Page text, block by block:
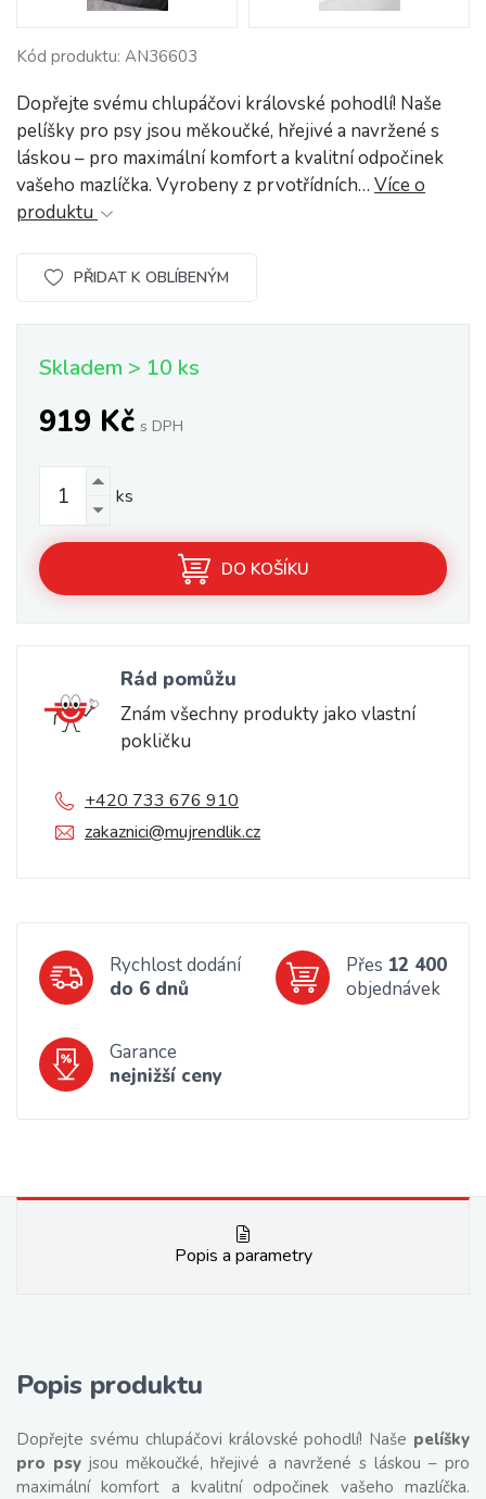
Kód produktu: AN36603
Dopřejte svému chlupáčovi královské pohodlí! Naše
pelíšky pro psy jsou měkoučké, hřejivé a navržené s
láskou – pro maximální komfort a kvalitní odpočinek
vašeho mazlíčka. Vyrobeny z prvotřídních… Více o
produktu
PŘIDAT K OBLÍBENÝM
Skladem > 10 ks
919 Kč s DPH
ks
DO KOŠÍKU
Rád pomůžu
Znám všechny produkty jako vlastní
pokličku
+420 733 676 910
zakaznici@mujrendlik.cz
Rychlost dodání
do 6 dnů
Přes 12 400
objednávek
Garance
nejnižší ceny
Popis a parametry
Popis produktu
Dopřejte svému chlupáčovi královské pohodlí! Naše pelíšky
pro psy jsou měkoučké, hřejivé a navržené s láskou – pro
maximální komfort a kvalitní odpočinek vašeho mazlíčka.